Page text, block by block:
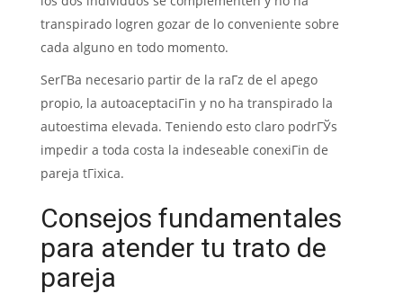
transpirado logren gozar de lo conveniente sobre
cada alguno en todo momento.
SerГ­В­a necesario partir de la raГ­z de el apego
propio, la autoaceptaciГіn y no ha transpirado la
autoestima elevada. Teniendo esto claro podrГЎs
impedir a toda costa la indeseable conexiГіn de
pareja tГіxica.
Consejos fundamentales
para atender tu trato de
pareja